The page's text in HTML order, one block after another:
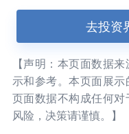
去投资
【声明：本页面数据
示和参考。本页面展
页面数据不构成任何
风险，决策请谨慎。】